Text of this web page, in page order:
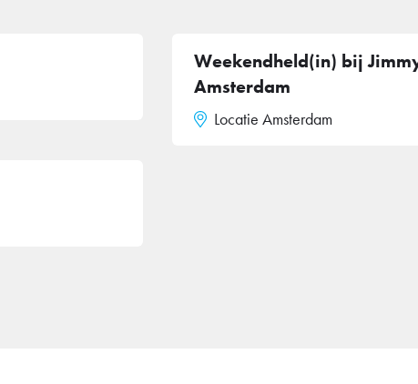
Weekendheld(in) bij
Amsterdam
Locatie Amsterdam